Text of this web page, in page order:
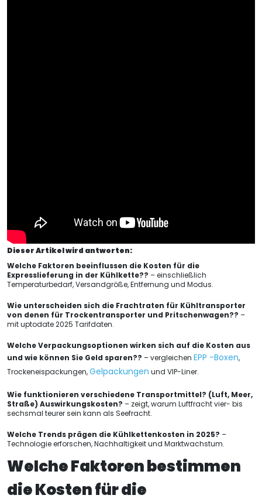
Dieser Artikel wird antworten:
Welche Faktoren beeinflussen die Kosten für die
Expresslieferung in der Kühlkette?? – einschließlich
Temperaturbedarf, Versandgröße, Entfernung und Modus.
Wie unterscheiden sich die Frachtraten für Kühltransporter
von denen für Trockentransporter und Pritschenwagen?? –
mit uptodate 2025 Tarifdaten.
Welche Verpackungsoptionen wirken sich auf die Kosten aus
und wie können Sie Geld sparen?? – vergleichen EPP -Boxen,
Trockeneispackungen,Gelpackungen und VIP-Liner.
Wie funktionieren verschiedene Transportmittel? (Luft, Meer,
Straße) Auswirkungskosten? – zeigt, warum Luftfracht vier- bis
sechsmal teurer sein kann als Seefracht.
Welche Trends prägen die Kühlkettenkosten in 2025? –
Technologie erforschen, Nachhaltigkeit und Marktwachstum.
Welche Faktoren bestimmen
die Kosten für die